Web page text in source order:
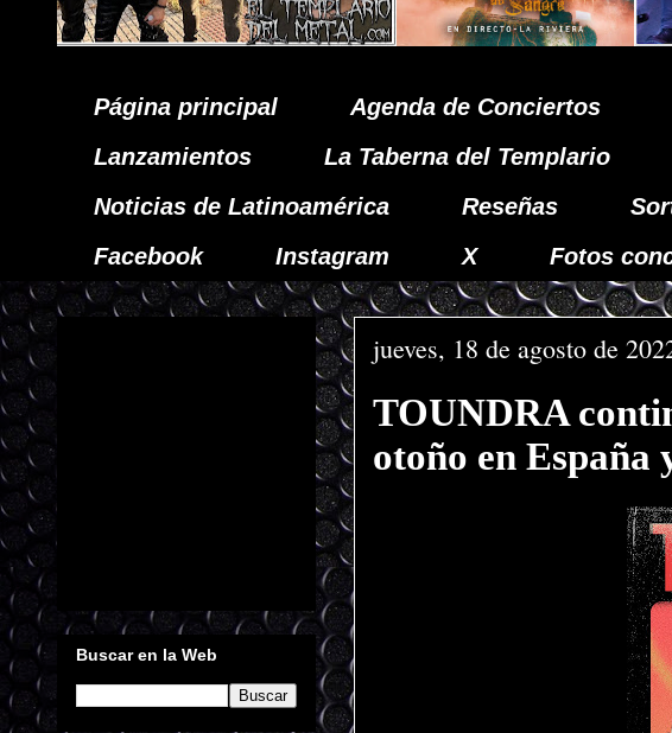
Página principal Agenda de Conciertos
Lanzamientos
La Taberna del Templario
Noticias de Latinoamérica
Reseñas
Facebook
Instagram X Fotos
jueves, 18 de agosto de
TOUNDRA
otoño en España
Buscar en la Web